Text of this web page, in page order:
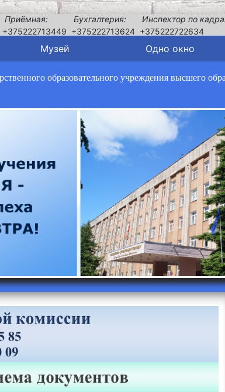
Приёмная:
+375222713449
Бухгалтерия:
+375222713624
Инспектор по
+375222722634
Музей Одно окно
образовательного учреждения высшего